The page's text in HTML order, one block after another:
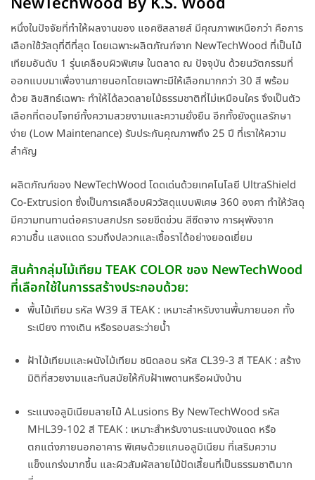
หนึ่งในปัจจัยที่ทำให้ผลงานของ แอคซิสลายส์ มีคุณภาพเหนือกว่า คือการ
เลือกใช้วัสดุที่ดีที่สุด โดยเฉพาะผลิตภัณฑ์จาก NewTechWood ที่เป็นไม้
เทียมอันดับ 1 รุ่นเคลือบผิวพิเศษ ในตลาด ณ ปัจจุบัน ด้วยนวัตกรรมที่
ออกแบบมาเพื่องานภายนอกโดยเฉพาะมีให้เลือกมากกว่า 30 สี พร้อม
ด้วย ลิขสิทธ์เฉพาะ ทำให้ได้ลวดลายไม้ธรรมชาติที่ไม่เหมือนใคร จึงเป็นตัว
เลือกที่ตอบโจทย์ทั้งความสวยงามและความยั่งยืน อีกทั้งยังดูแลรักษา
ง่าย (Low Maintenance) รับประกันคุณภาพถึง 25 ปี ที่เราให้ความ
สำคัญ
ผลิตภัณฑ์ของ NewTechWood โดดเด่นด้วยเทคโนโลยี UltraShield
Co-Extrusion ซึ่งเป็นการเคลือบผิววัสดุแบบพิเศษ 360 องศา ทำให้วัสดุ
มีความทนทานต่อคราบสกปรก รอยขีดข่วน สีซีดจาง การผุพังจาก
ความชื้น แสงแดด รวมถึงปลวกและเชื้อราได้อย่างยอดเยี่ยม
สินค้ากลุ่มไม้เทียม TEAK COLOR ของ NewTechWood
ที่เลือกใช้ในการรสร้างประกอบด้วย:
พื้นไม้เทียม รหัส W39 สี TEAK : เหมาะสำหรับงานพื้นภายนอก ทั้ง
ระเบียง ทางเดิน หรือรอบสระว่ายน้ำ
ฝ้าไม้เทียมและผนังไม้เทียม ชนิดลอน รหัส CL39-3 สี TEAK : สร้าง
มิติที่สวยงามและทันสมัยให้กับฝ้าเพดานหรือผนังบ้าน
ระแนงอลูมิเนียมลายไม้ ALusions By NewTechWood รหัส
MHL39-102 สี TEAK : เหมาะสำหรับงานระแนงบังแดด หรือ
ตกแต่งภายนอกอาคาร พิเศษด้วยแกนอลูมิเนียม ที่เสริมความ
แข็งแกร่งมากขึ้น และผิวสัมผัสลายไม้ปัดเสี้ยนที่เป็นธรรมชาติมาก